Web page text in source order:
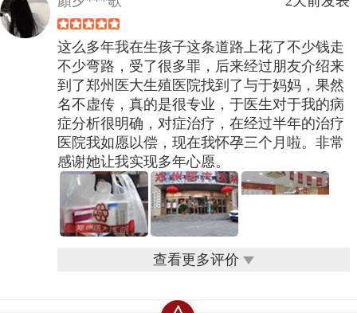
这么多年我在生孩子这条道路上花了不少钱走
不少弯路，受了很多罪，后来经过朋友介绍来
到了郑州医大生殖医院找到了与于妈妈，果然
名不虚传，真的是很专业，于医生对于我的病
症分析很明确，对症治疗，在经过半年的治疗
医院我如愿以偿，现在我怀孕三个月啦。非常
感谢她让我实现多年心愿。
查看更多评价